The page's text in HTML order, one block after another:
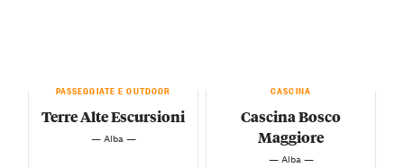
PASSEGGIATE E OUTDOOR
Terre Alte Escursioni
— Alba —
CASCINA
Cascina Bosco
Maggiore
— Alba —